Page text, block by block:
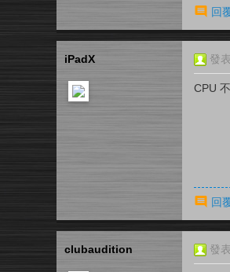
回
iPadX 發
CPU
回
clubaudition 發